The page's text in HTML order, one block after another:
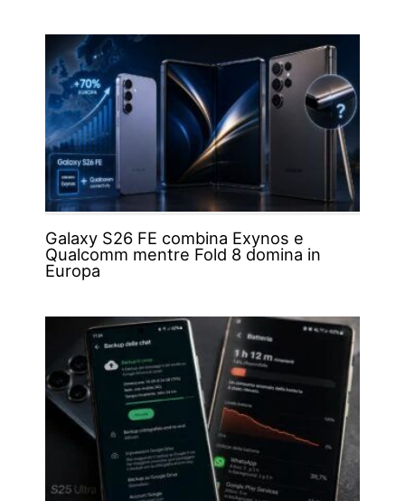
Galaxy S26 FE combina Exynos e
Qualcomm mentre Fold 8 domina in
Europa